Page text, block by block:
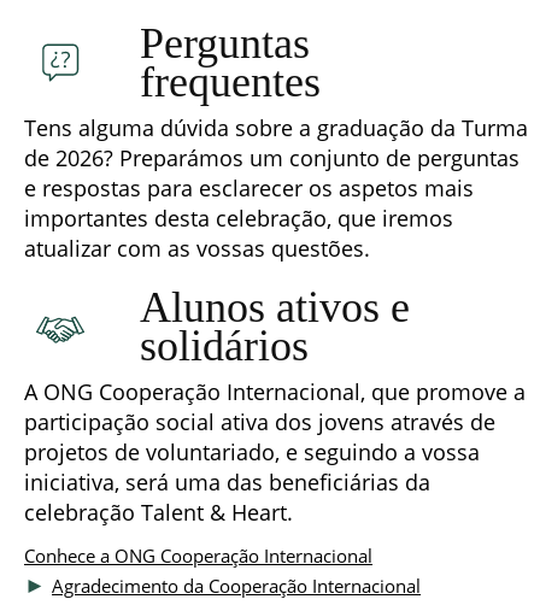
Perguntas
frequentes
Tens alguma dúvida sobre a graduação da Turma
de 2026? Preparámos um conjunto de perguntas
e respostas para esclarecer os aspetos mais
importantes desta celebração, que iremos
atualizar com as vossas questões.
Alunos ativos e
solidários
A ONG Cooperação Internacional, que promove a
participação social ativa dos jovens através de
projetos de voluntariado, e seguindo a vossa
iniciativa, será uma das beneficiárias da
celebração Talent & Heart.
Conhece a ONG Cooperação Internacional
► Agradecimento da Cooperação Internacional